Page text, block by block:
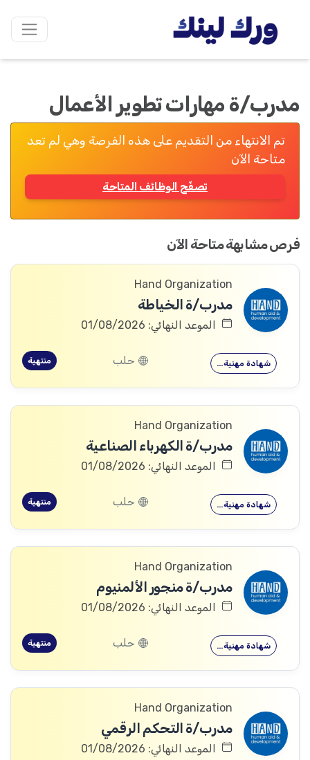
مدرب/ة مهارات تطوير الأعمال
تم الانتهاء من التقديم على هذه الفرصة وهي لم تعد
متاحة الآن
تصفّح الوظائف المتاحة
فرص مشابهة متاحة الآن
Hand Organization
مدرب/ة الخياطة
الموعد النهائي: 01/08/2026
شهادة مهنية… حلب منتهية
Hand Organization
مدرب/ة الكهرباء الصناعية
الموعد النهائي: 01/08/2026
شهادة مهنية… حلب منتهية
Hand Organization
مدرب/ة منجور الألمنيوم
الموعد النهائي: 01/08/2026
شهادة مهنية… حلب منتهية
Hand Organization
مدرب/ة التحكم الرقمي
الموعد النهائي: 01/08/2026